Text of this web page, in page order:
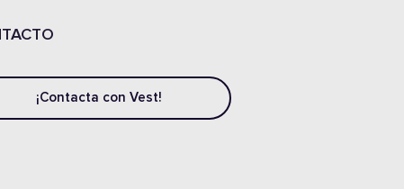
¡Contacta con Vest!